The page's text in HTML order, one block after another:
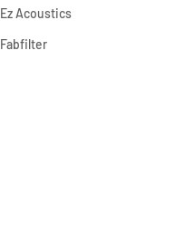
Ez Acoustics
Fabfilter